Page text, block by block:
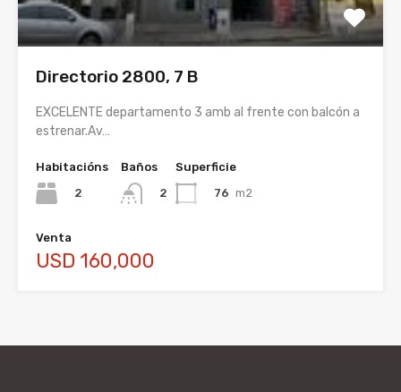
Directorio 2800, 7 B
EXCELENTE departamento 3 amb al frente con balcón a
estrenar.Av…
Habitacións
2
Baños
2
Superficie
76 m2
Venta
USD 160,000